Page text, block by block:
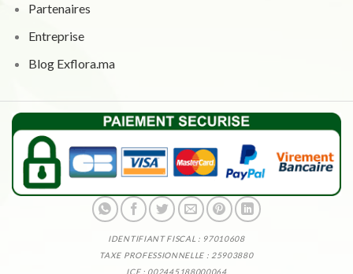
Partenaires
Entreprise
Blog Exflora.ma
IDENTIFIANT FISCAL : 97010608
TAXE PROFESSIONNELLE : 25903880
ICE : 002445188000064